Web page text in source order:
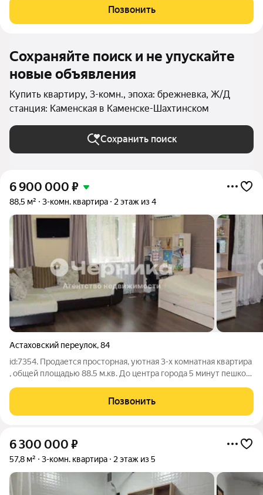
комнаты! Дом находится в управлении ТСЖ - низкие
коммунальные платежи! АВТОНОМНОЕ
Позвонить
Сохраняйте поиск и не упускайте
новые объявления
Купить квартиру, 3-комн., эпоха: брежневка, Ж/Д
станция: Каменская в Каменске-Шахтинском
Сохранить поиск
6 900 000 ₽
88,5 м² 3-комн. квартира 2 этаж из 4
Астаховский переулок,84
id:7354. Продается просторная, уютная 3-х комнатная квартира
, общей площадью 88.5 м.кв. До центра города 5 минут пешком.
потолки. Большая просторная кухня разделена с залом под
гостинную. Окна
Позвонить
6 300 000 ₽
57,8 м² 3-комн. квартира 2 этаж из 5